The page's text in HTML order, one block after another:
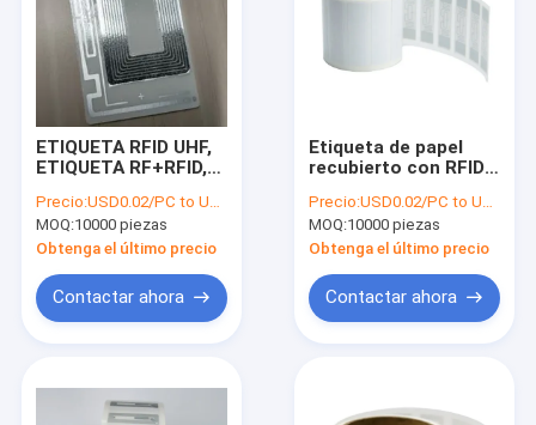
ETIQUETA RFID UHF,
ETIQUETA RF+RFID,
ETIQUETA RFID RF
PLUS, Etiqueta RFID,
ETIQUETA EAS+RFID,
ETIQUETA DE DOBLE
FRECUENCIA RF+RFID
Precio:USD0.02/PC to USD0.05/PC
MOQ:10000 piezas
Obtenga el último precio
Contactar ahora
Etiqueta de papel
recubierto con RFID
Precio:USD0.02/PC to USD0.05/PC
MOQ:10000 piezas
Obtenga el último precio
Contactar ahora